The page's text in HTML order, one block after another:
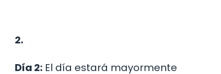
2.
Día 2: El día estará mayormente